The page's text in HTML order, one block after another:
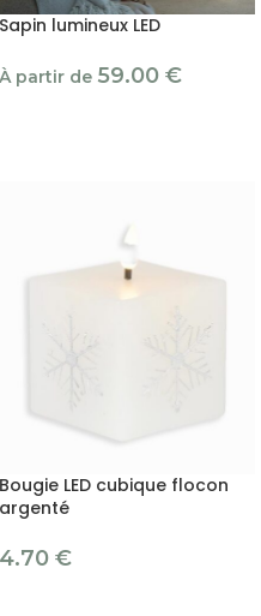
Sapin lumineux LED
À partir de 59.00 €
Bougie LED cubique flocon
argenté
4.70 €